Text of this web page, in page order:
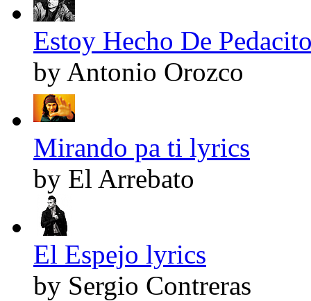
Estoy Hecho De
by Antonio Orozco
Mirando pa ti lyrics
by El Arrebato
El Espejo lyrics
by Sergio Contreras